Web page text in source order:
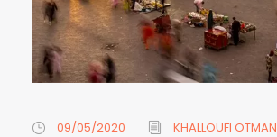
09/05/2020
KHALLOUFI OTMAN